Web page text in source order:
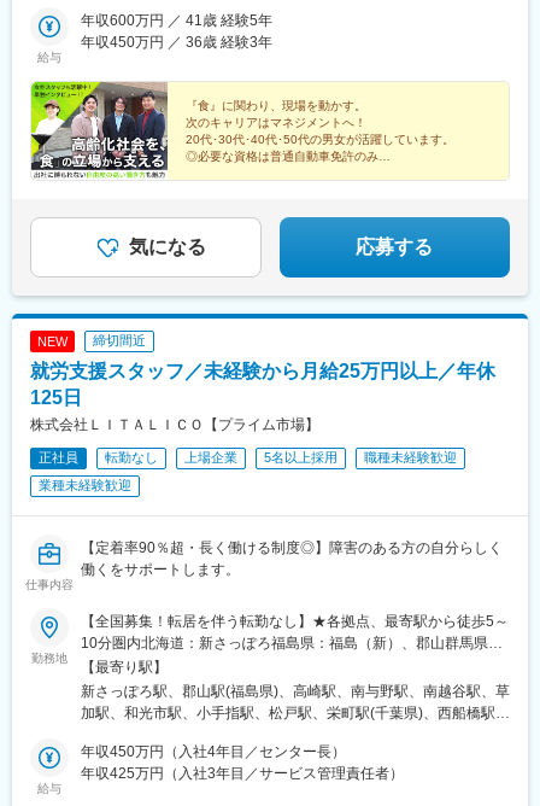
施設への直行直帰が基本となります。※担当エリアは、車で1時間
以内の範囲の場合が多いです。
給与
年収600万円 ／ 41歳 経験5年
年収450万円 ／ 36歳 経験3年
『食』に関わり、現場を動かす。
次のキャリアはマネジメントへ！
20代･30代･40代･50代の男女が活躍しています。
◎必要な資格は普通自動車免許のみ
気になる 応募する
NEW 締切間近
就労支援スタッフ／未経験から月給25万円以上／年休
125日
株式会社ＬＩＴＡＬＩＣＯ【プライム市場】
正社員 転勤なし 上場企業 5名以上採用
職種未経験歓迎
業種未経験歓迎
仕事内容
【定着率90％超・長く働ける制度◎】障害のある方の自分らしく
働くをサポートします。
勤務地
【全国募集！転居を伴う転勤なし】★各拠点、最寄駅から徒歩5～
10分圏内北海道：新さっぽろ福島県：福島（新）、郡山群馬県：
高崎東口埼玉県：さいたま浦和、和光、小手指、南越谷、草加、
朝霞台（新）千葉県：千葉中央公園、柏西口、西船橋、松戸西口
中通、市原（新）東京都：水道橋、錦糸町、上野（新）、秋葉
浜都築、川崎、川崎駅前南、二俣川、本厚木、横須賀（新）、大
和（新）、小田原（新）長野県：松本（新）静岡県：静岡、富士
【最寄り駅】
新さっぽろ駅、郡山駅(福島県)、高崎駅、南与野駅、南越谷駅、草
加駅、和光市駅、小手指駅、松戸駅、栄町駅(千葉県)、西船橋駅、
向原駅(東京都)、錦糸町駅、葛西駅、亀有駅、新小岩駅、センター
南駅、本厚木駅、川崎駅、京急川崎駅、二俣川駅、名鉄岐阜駅、
給与
年収450万円（入社4年目／センター長）
年収425万円（入社3年目／サービス管理責任者）